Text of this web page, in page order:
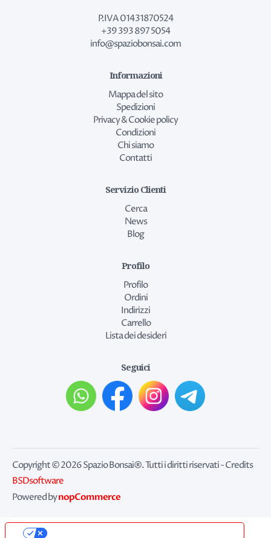
P.IVA 01431870524
+39 393 897 5054
info@spaziobonsai.com
Informazioni
Mappa del sito
Spedizioni
Privacy & Cookie policy
Condizioni
Chi siamo
Contatti
Servizio Clienti
Cerca
News
Blog
Profilo
Profilo
Ordini
Indirizzi
Carrello
Lista dei desideri
Seguici
Copyright © 2026 Spazio Bonsai®. Tutti i diritti riservati - Credits
BSDsoftware
Powered bynopCommerce
Le tue preferenze relative alla privacy